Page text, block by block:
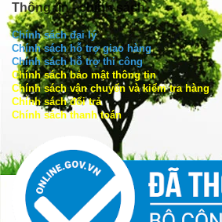
Thông tin - chính sách
Chính sách đại lý
Chính sách hỗ trợ giao hàng
Chính sách hỗ trợ thi công
Chính sách bảo mật thông tin
Chính sách vận chuyển và kiểm tra hàng
Chính sách đổi trả
Chính sách thanh toán